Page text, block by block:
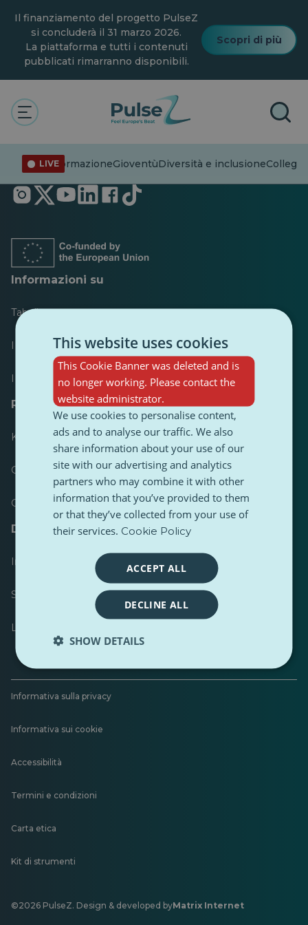
contenuto
principale
Il finanziamento del progetto PulseZ
si concluderà il 31 marzo 2026.
La piattaforma e tutti i contenuti
pubblicati rimarranno disponibili.
Scopri di più
LIVE
DisinformazioneGioventùDiversità e inclusione
Si
apre
nuova
scheda
Si
apre
nuova
scheda
Si
apre
nuova
scheda
Si
apre
nuova
scheda
Si
apre
nuova
scheda
Si
apre
scheda
Informazioni su
Tabellone
I più pubblicati
I più seguiti
Risorse per giornalisti
Kit di strumenti
Guida di stile del contenuto PulseZ
Guida per i post dei collaboratori PulseZ
Domande frequenti
Invia una richiesta
Segnala un problema
Lascia un feedback
Informativa sulla privacy
Informativa sui cookie
Accessibilità
Termini e condizioni
Carta etica
Kit di strumenti
©2026 PulseZ. Design & developed byMatrix Internet
Si
This website uses cookies
This Cookie Banner was deleted and is
no longer working. Please contact the
website administrator.
We use cookies to personalise content,
ads and to analyse our traffic. We also
share information about your use of our
site with our advertising and analytics
partners who may combine it with other
information that you’ve provided to them
or that they’ve collected from your use of
their services. Cookie Policy
ACCEPT ALL
DECLINE ALL
SHOW DETAILS